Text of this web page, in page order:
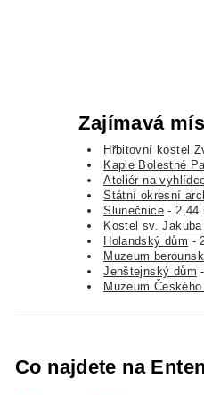
Zajímavá
Hřbitovní kostel
Kaple Bolestné
Ateliér na
Státní okresní
Slunečnice - 2,44
Kostel sv.
Holandský dům -
Muzeum
Jenštejnský dům
Muzeum
Co najdete na